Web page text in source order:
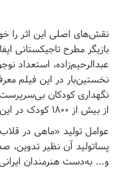
نقش‌های اصلی این اثر را
بازیگر مطرح تاجیکستانی
عبدالرحیم‌زاده، استعداد
نگهداری کودکان
از بیش از ۱۸۰۰ کودک در این مراکز انتخاب کرده است.
عوامل تولید «ماهی در
پساتولید آن نظیر تدوین،
و... به‌دست هنرمندان